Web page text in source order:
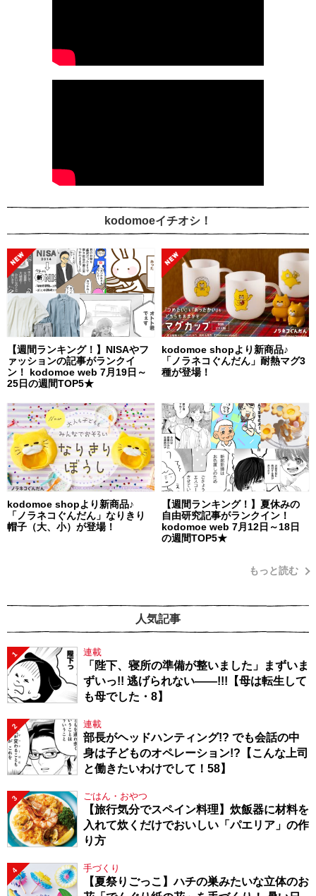
kodomoeイチオシ！
【週間ランキング！】NISAやフ
ァッションの記事がランクイ
ン！ kodomoe web 7月19日～
25日の週間TOP5★
kodomoe shopより新商品♪
「ノラネコぐんだん」耐熱マグ3
種が登場！
kodomoe shopより新商品♪
「ノラネコぐんだん」なりきり
帽子（大、小）が登場！
【週間ランキング！】夏休みの
自由研究記事がランクイン！
kodomoe web 7月12日～18日
の週間TOP5★
もっと読む
人気記事
1 連載
「陛下、寝所の準備が整いました」まずいま
ずいっ!! 逃げられない――!!!【母は転生して
も母でした・8】
2 連載
部長がヘッドハンティング!? でも会話の中
身は子どものオペレーション!?【こんな上司
と働きたいわけでして！58】
3 ごはん・おやつ
【旅行気分でスペイン料理】炊飯器に材料を
入れて炊くだけでおいしい「パエリア」の作
り方
4 手づくり
【夏祭りごっこ】ハチの巣みたいな立体のお